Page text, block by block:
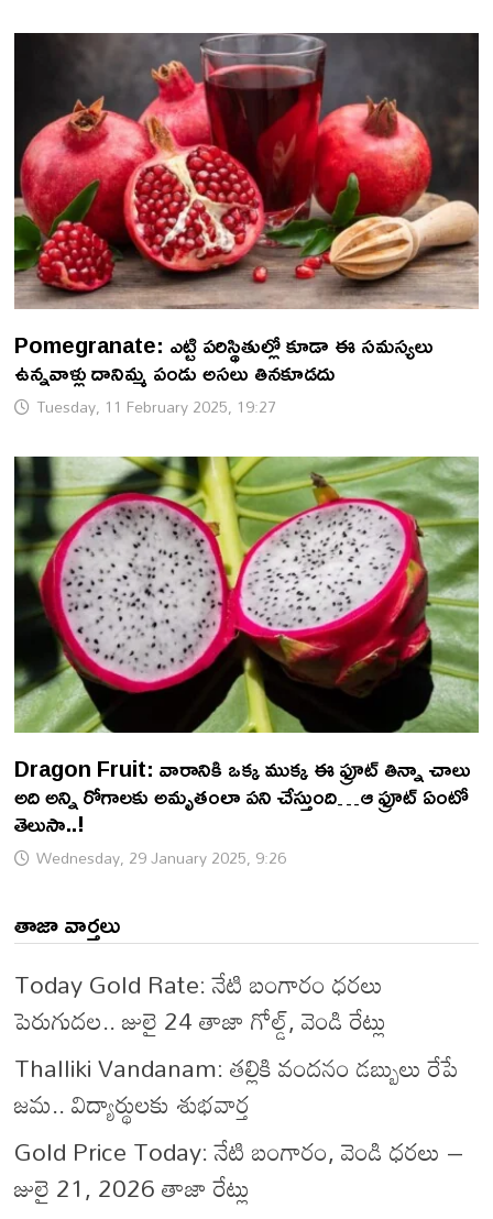
Pomegranate: ఎట్టి పరిస్థితుల్లో కూడా ఈ సమస్యలు
ఉన్నవాళ్లు దానిమ్మ పండు అసలు తినకూడదు
Tuesday, 11 February 2025, 19:27
Dragon Fruit: వారానికి ఒక్క ముక్క ఈ ఫ్రూట్ తిన్నా చాలు
అది అన్ని రోగాలకు అమృతంలా పని చేస్తుంది…ఆ ఫ్రూట్ ఏంటో
తెలుసా..!
Wednesday, 29 January 2025, 9:26
తాజా వార్తలు
Today Gold Rate: నేటి బంగారం ధరలు
పెరుగుదల.. జులై 24 తాజా గోల్డ్, వెండి రేట్లు
Thalliki Vandanam: తల్లికి వందనం డబ్బులు రేపే
జమ.. విద్యార్థులకు శుభవార్త
Gold Price Today: నేటి బంగారం, వెండి ధరలు –
జులై 21, 2026 తాజా రేట్లు